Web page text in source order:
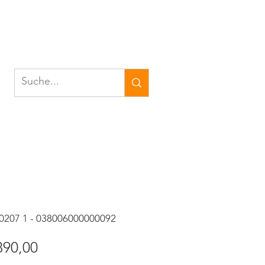
1 - 038006000000092
Sale-